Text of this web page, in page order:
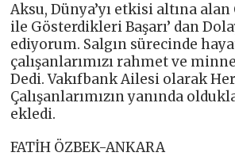
Aksu, Dünya’yı etkisi altına alan
ile Gösterdikleri Başarı’ dan
ediyorum. Salgın sürecinde
çalışanlarımızı rahmet ve
Dedi. Vakıfbank Ailesi olarak
Çalışanlarımızın yanında
ekledi.
FATİH ÖZBEK-ANKARA